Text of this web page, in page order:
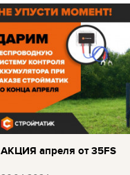
АКЦИЯ апреля от 35FS